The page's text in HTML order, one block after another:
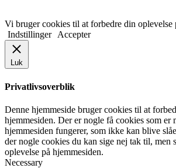
Vi bruger cookies til at forbedre din oplevelse
Indstillinger Accepter
Luk
Privatlivsoverblik
Denne hjemmeside bruger cookies til at
hjemmesiden. Der er nogle få cookies som er
hjemmesiden fungerer, som ikke kan blive
der nogle cookies du kan sige nej tak til, men
oplevelse på hjemmesiden.
Necessary